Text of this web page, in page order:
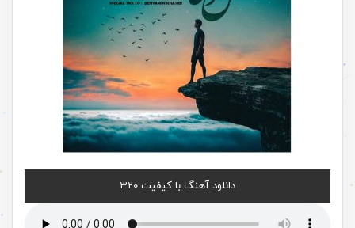
دانلود آهنگ با کیفیت 320